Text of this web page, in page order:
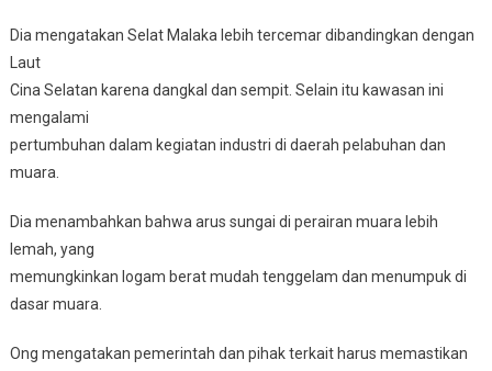
Dia mengatakan Selat Malaka lebih tercemar dibandingkan dengan
Laut
Cina Selatan karena dangkal dan sempit. Selain itu kawasan ini
mengalami
pertumbuhan dalam kegiatan industri di daerah pelabuhan dan
muara.
Dia menambahkan bahwa arus sungai di perairan muara lebih
lemah, yang
memungkinkan logam berat mudah tenggelam dan menumpuk di
dasar muara.
Ong mengatakan pemerintah dan pihak terkait harus memastikan